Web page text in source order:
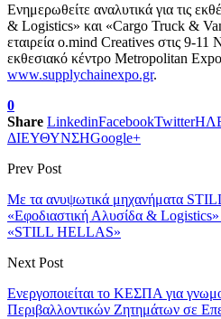
Ενημερωθείτε αναλυτικά για τις
& Logistics» και «Cargo Truck &
εταιρεία o.mind Creatives στις 9-11
εκθεσιακό κέντρο Metropolitan
www.supplychainexpo.gr.
0
Share LinkedinFacebookTwitter
ΔΙΕΥΘΥΝΣΗGoogle+
Prev Post
Με τα ανυψωτικά μηχανήματα
«Εφοδιαστική Αλυσίδα &
«STILL HELLAS»
Next Post
Ενεργοποιείται το ΚΕΣΠΑ για
Περιβαλλοντικών Ζητημάτων σε